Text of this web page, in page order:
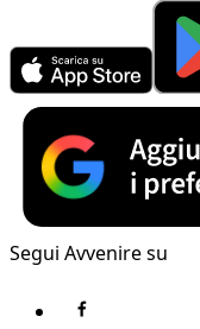
Segui Avvenire su